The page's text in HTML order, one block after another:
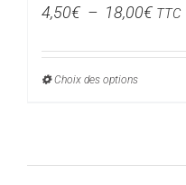
4,50€ – 18,00€Plage
prix :
TTC
Choix des optionsCe